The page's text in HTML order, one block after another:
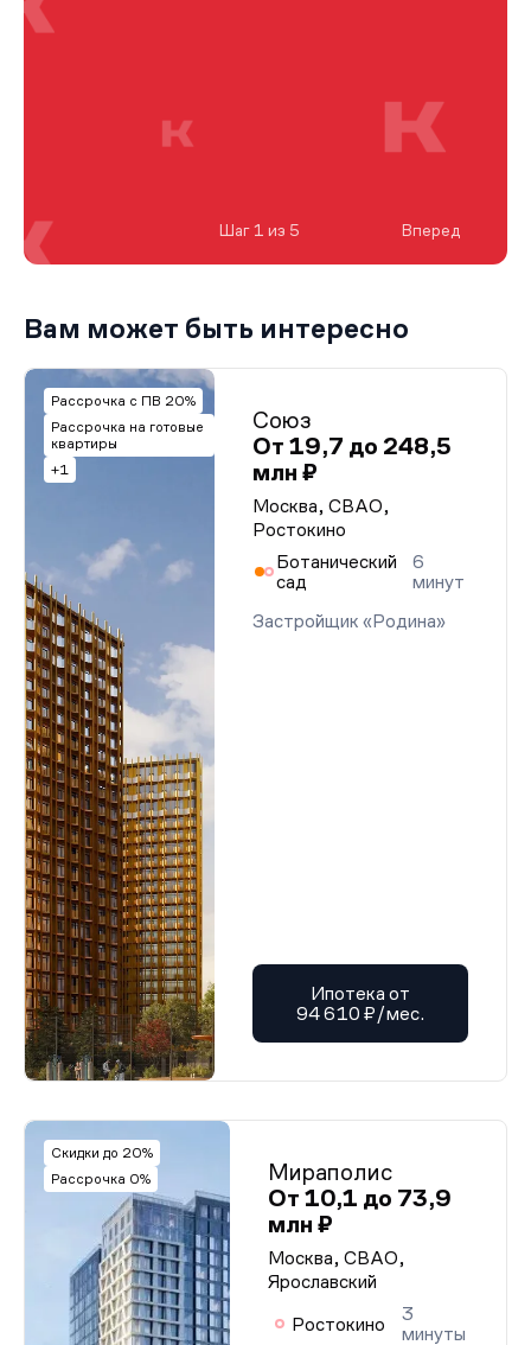
Шаг 1 из 5 Вперед
Вам может быть интересно
Рассрочка с ПВ 20%
Рассрочка на готовые
квартиры
+1
Союз
От 19,7 до 248,5
млн ₽
Москва, СВАО,
Ростокино
Ботанический
сад
6
минут
Застройщик «Родина»
Ипотека от
94 610 ₽/мес.
Скидки до 20%
Рассрочка 0%
Мираполис
От 10,1 до 73,9
млн ₽
Москва, СВАО,
Ярославский
Ростокино
3
минуты